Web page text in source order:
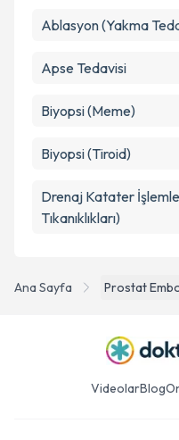
Ana Sayfa Prostat
Ablasyon (Yakma
Apse Tedavisi
Biyopsi (Meme)
Biyopsi (Tiroid)
Drenaj Katater
Tıkanıklıkları)
VideolarBlog